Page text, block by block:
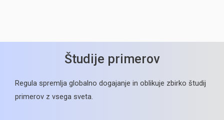
Študije primerov
Regula spremlja globalno dogajanje in oblikuje zbirko študij
primerov z vsega sveta.